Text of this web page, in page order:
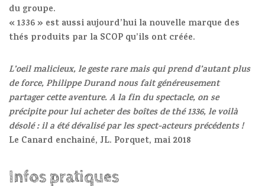
du groupe.
« 1336 » est aussi aujourd’hui la nouvelle marque des
thés produits par la SCOP qu’ils ont créée.
L’oeil malicieux, le geste rare mais qui prend d’autant plus
de force, Philippe Durand nous fait généreusement
partager cette aventure. A la fin du spectacle, on se
précipite pour lui acheter des boîtes de thé 1336, le voilà
désolé : il a été dévalisé par les spect-acteurs précédents !
Le Canard enchainé, JL. Porquet, mai 2018
Infos pratiques